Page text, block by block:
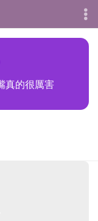
真的很厲害